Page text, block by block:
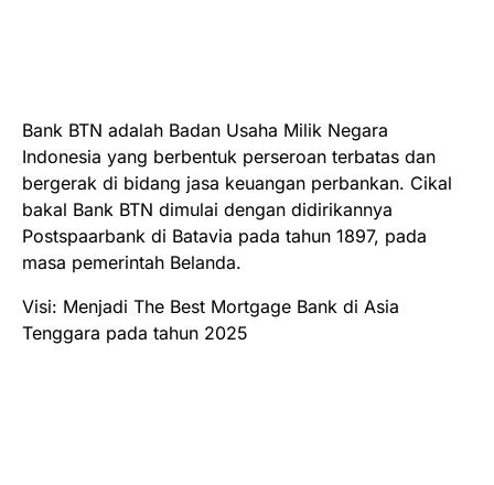
Bank BTN adalah Badan Usaha Milik Negara
Indonesia yang berbentuk perseroan terbatas dan
bergerak di bidang jasa keuangan perbankan. Cikal
bakal Bank BTN dimulai dengan didirikannya
Postspaarbank di Batavia pada tahun 1897, pada
masa pemerintah Belanda.
Visi: Menjadi The Best Mortgage Bank di Asia
Tenggara pada tahun 2025